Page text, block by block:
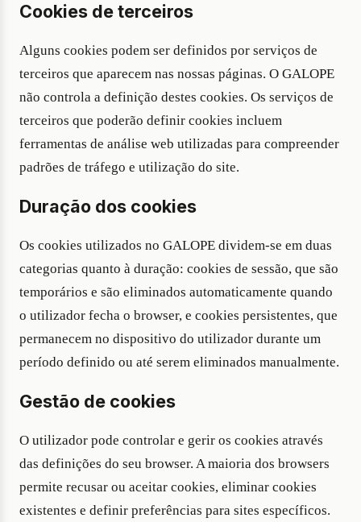
Cookies de terceiros
Alguns cookies podem ser definidos por serviços de
terceiros que aparecem nas nossas páginas. O GALOPE
não controla a definição destes cookies. Os serviços de
terceiros que poderão definir cookies incluem
ferramentas de análise web utilizadas para compreender
padrões de tráfego e utilização do site.
Duração dos cookies
Os cookies utilizados no GALOPE dividem-se em duas
categorias quanto à duração: cookies de sessão, que são
temporários e são eliminados automaticamente quando
o utilizador fecha o browser, e cookies persistentes, que
permanecem no dispositivo do utilizador durante um
período definido ou até serem eliminados manualmente.
Gestão de cookies
O utilizador pode controlar e gerir os cookies através
das definições do seu browser. A maioria dos browsers
permite recusar ou aceitar cookies, eliminar cookies
existentes e definir preferências para sites específicos.